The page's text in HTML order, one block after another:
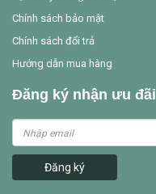
Chính sách bảo mật
Chính sách đổi trả
Hướng dẫn mua hàng
Đăng ký nhận ưu đãi
Đăng ký